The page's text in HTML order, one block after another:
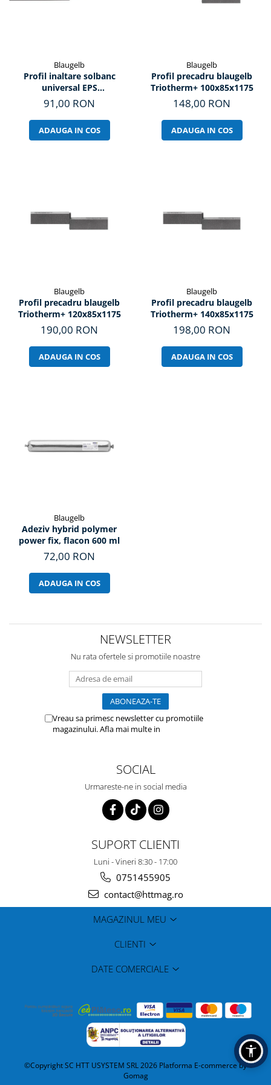
Blaugelb
Profil inaltare solbanc
universal EPS
100x64x1175mm
91,00 RON
ADAUGA IN COS
Blaugelb
Profil precadru blaugelb
Triotherm+ 100x85x1175
148,00 RON
ADAUGA IN COS
Blaugelb
Profil precadru blaugelb
Triotherm+ 120x85x1175
190,00 RON
ADAUGA IN COS
Blaugelb
Profil precadru blaugelb
Triotherm+ 140x85x1175
198,00 RON
ADAUGA IN COS
Blaugelb
Adeziv hybrid polymer
power fix, flacon 600 ml
72,00 RON
ADAUGA IN COS
NEWSLETTER
Nu rata ofertele si promotiile noastre
Vreau sa primesc newsletter cu promotiile
magazinului. Afla mai multe in
SOCIAL
Urmareste-ne in social media
SUPORT CLIENTI
Luni - Vineri 8:30 - 17:00
0751455905
contact@httmag.ro
MAGAZINUL MEU
CLIENTI
DATE COMERCIALE
©Copyright SC HTT USYSTEM SRL 2026 Platforma E-commerce by
Gomag